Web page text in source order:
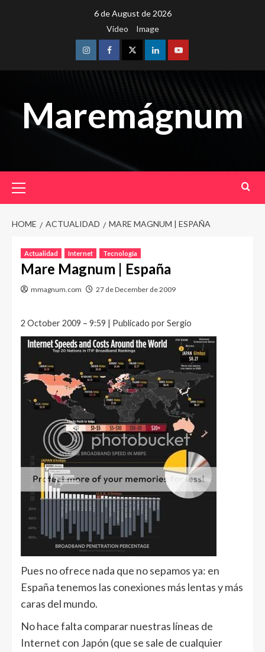
6 de August de 2026
Video
Image
InstagramFacebookTwitterLinkedinYoutube
Maremágnum
Menu
HOME ACTUALIDAD MARE MAGNUM | ESPAÑA
Actualidad Internet Tecnología
Mare Magnum | España
mmagnum.com 27 de December de 2009
2 October 2009 – 9:59 | Publicado por Sergio
Pues no ofrece nada que no sepamos ya: en
España tenemos las conexiones más lentas y más
caras del mundo.
No hace falta comparar nuestras líneas de
Internet con Japón (que se sale de cualquier